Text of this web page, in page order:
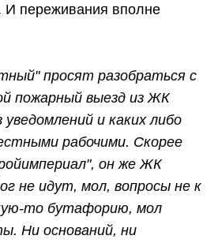
переживания вполне
просят разобраться с
пожарный выезд из ЖК
уведомлений и каких либо
рабочими. Скорее
он же ЖК
не идут, мол, вопросы не к
то бутафорию, мол
Ни оснований, ни